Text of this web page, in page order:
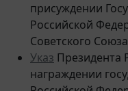
Российской
Советского
УказПрезидента
награждении
Российской